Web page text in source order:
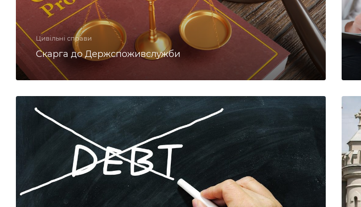
Цивільні справи
Скарга до Держспоживслужби